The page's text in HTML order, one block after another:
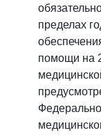
пределах
помощи на